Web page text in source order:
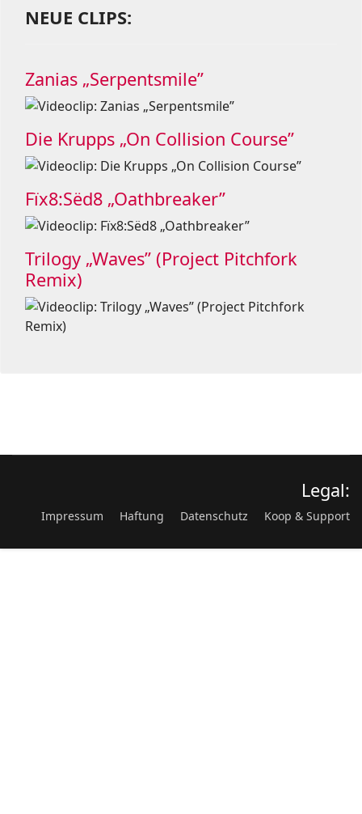
NEUE CLIPS:
Zanias „Serpentsmile”
Die Krupps „On Collision Course”
Fïx8:Sëd8 „Oathbreaker”
Trilogy „Waves” (Project Pitchfork
Remix)
Legal:
Impressum Haftung Datenschutz Koop & Support